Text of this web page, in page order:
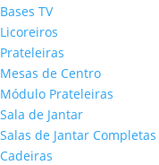
Bases TV
Licoreiros
Prateleiras
Mesas de Centro
Módulo Prateleiras
Sala de Jantar
Salas de Jantar Completas
Cadeiras